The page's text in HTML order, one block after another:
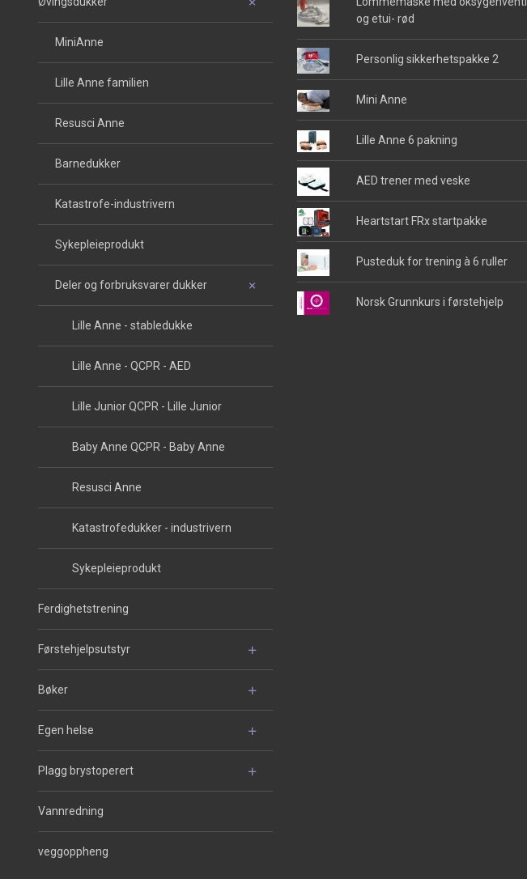
MiniAnne
Lille Anne familien
Resusci Anne
Barnedukker
Katastrofe-industrivern
Sykepleieprodukt
Deler og forbruksvarer dukker
Lille Anne - stabledukke
Lille Anne - QCPR - AED
Lille Junior QCPR - Lille Junior
Baby Anne QCPR - Baby Anne
Resusci Anne
Katastrofedukker - industrivern
Sykepleieprodukt
Ferdighetstrening
Førstehjelpsutstyr
Bøker
Egen helse
Plagg brystoperert
Vannredning
veggoppheng
og etui- rød
Personlig sikkerhetspakke 2
Mini Anne
Lille Anne 6 pakning
AED trener med veske
Heartstart FRx startpakke
Pusteduk for trening à 6 ruller
Norsk Grunnkurs i førstehjelp